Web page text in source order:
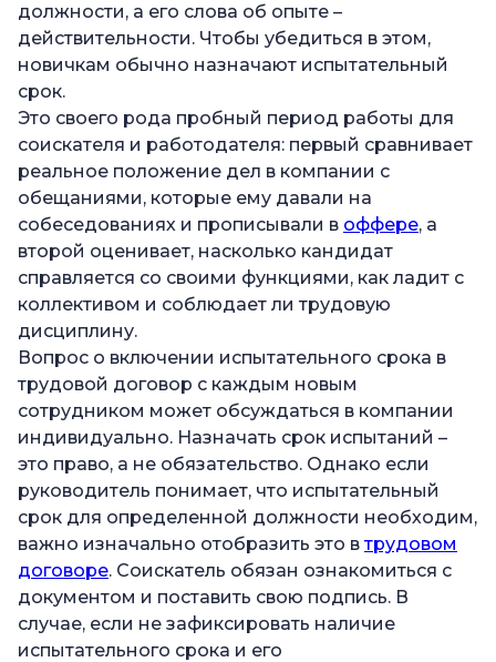
должности, а его слова об опыте –
действительности. Чтобы убедиться в этом,
новичкам обычно назначают испытательный
срок.
Это своего рода пробный период работы для
соискателя и работодателя: первый сравнивает
реальное положение дел в компании с
обещаниями, которые ему давали на
собеседованиях и прописывали в оффере, а
второй оценивает, насколько кандидат
справляется со своими функциями, как ладит с
коллективом и соблюдает ли трудовую
дисциплину.
Вопрос о включении испытательного срока в
трудовой договор с каждым новым
сотрудником может обсуждаться в компании
индивидуально. Назначать срок испытаний –
это право, а не обязательство. Однако если
руководитель понимает, что испытательный
срок для определенной должности необходим,
важно изначально отобразить это втрудовом
договоре. Соискатель обязан ознакомиться с
документом и поставить свою подпись. В
случае, если не зафиксировать наличие
испытательного срока и его